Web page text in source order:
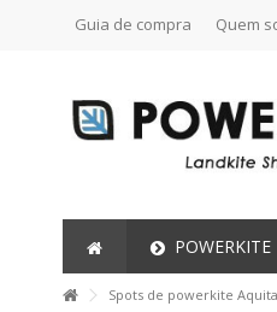
Guia de compra Quem
POWERKITE
Spots de powerkite